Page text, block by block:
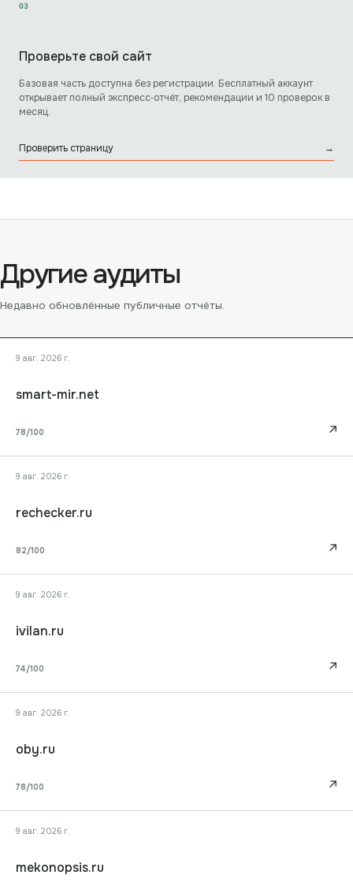
03
Проверьте свой сайт
Базовая часть доступна без регистрации. Бесплатный аккаунт
открывает полный экспресс‑отчёт, рекомендации и 10 проверок в
месяц.
Проверить страницу →
Другие аудиты
Недавно обновлённые публичные отчёты.
9 авг. 2026 г.
smart-mir.net
78/100 ↗
9 авг. 2026 г.
rechecker.ru
82/100 ↗
9 авг. 2026 г.
ivilan.ru
74/100 ↗
9 авг. 2026 г.
oby.ru
78/100 ↗
9 авг. 2026 г.
mekonopsis.ru